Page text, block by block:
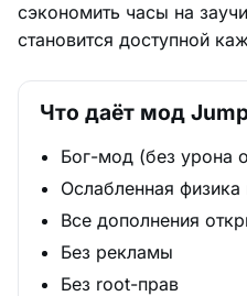
сэкономить часы на
становится доступной
Что даёт мод
Бог-мод (без урона
Ослабленная
Все дополнения
Без рекламы
Без root-прав